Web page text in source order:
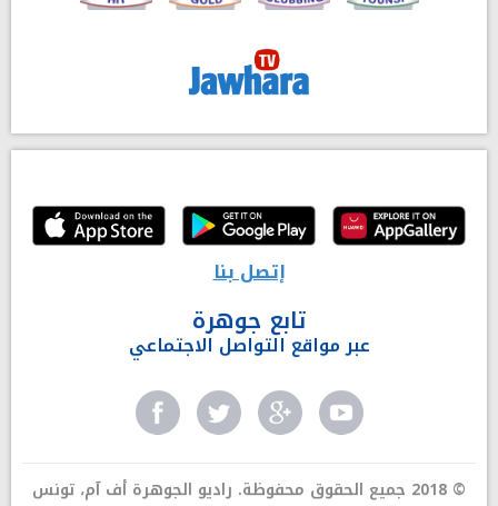
إتصل بنا
تابع جوهرة
عبر مواقع التواصل الاجتماعي
© 2018 جميع الحقوق محفوظة. راديو الجوهرة أف آم، تونس